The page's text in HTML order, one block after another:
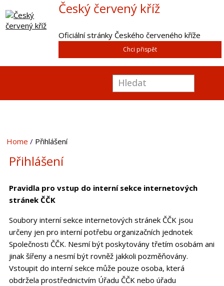
Český červený kříž
Oficiální stránky Českého červeného kříže
Chci přispět
Home Přihlášení
Přihlášení
Pravidla pro vstup do interní sekce internetových
stránek ČČK
Soubory interní sekce internetových stránek ČČK jsou
určeny jen pro interní potřebu organizačních jednotek
Společnosti ČČK. Nesmí být poskytovány třetím osobám ani
jinak šířeny a nesmí být rovněž jakkoli pozměňovány.
Vstoupit do interní sekce může pouze osoba, která
obdržela prostřednictvím Úřadu ČČK nebo úřadu